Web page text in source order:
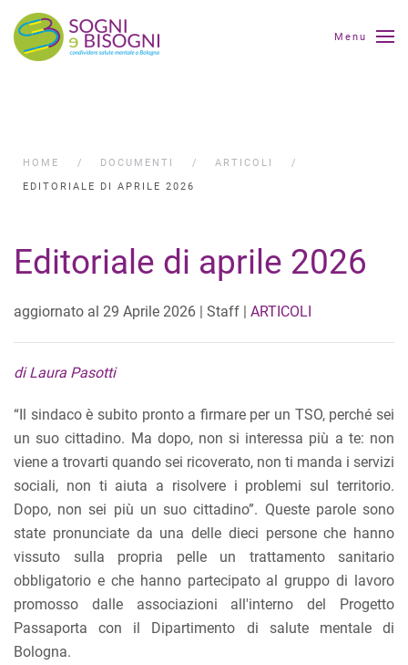
Menu
HOME DOCUMENTI
ARTICOLI
EDITORIALE DI APRILE 2026
Editoriale di aprile 2026
aggiornato al 29 Aprile 2026 | Staff | ARTICOLI
di Laura Pasotti
“Il sindaco è subito pronto a firmare per un TSO, perché sei
un suo cittadino. Ma dopo, non si interessa più a te: non
viene a trovarti quando sei ricoverato, non ti manda i servizi
sociali, non ti aiuta a risolvere i problemi sul territorio.
Dopo, non sei più un suo cittadino”. Queste parole sono
state pronunciate da una delle dieci persone che hanno
vissuto sulla propria pelle un trattamento sanitario
obbligatorio e che hanno partecipato al gruppo di lavoro
promosso dalle associazioni all'interno del Progetto
Passaporta con il Dipartimento di salute mentale di
Bologna.